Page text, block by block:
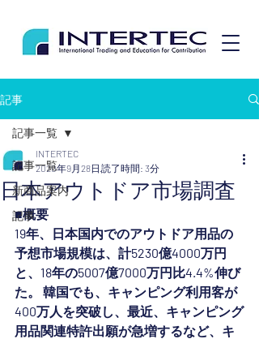
記事
記事一覧
新商品案内
記事
記事一覧
日本アウトドア市場調査
INTERTEC
2020年9月28日 読了時間: 3分
■概要
19年、日本国内でのアウトドア用品の
予想市場規模は、計5230億4000万円
と、18年の5007億7000万円比4.4%伸び
た。 韓国でも、キャンピング利用客が
400万人を突破し、最近、キャンピング
用品関連特許出願が急増するなど、キ